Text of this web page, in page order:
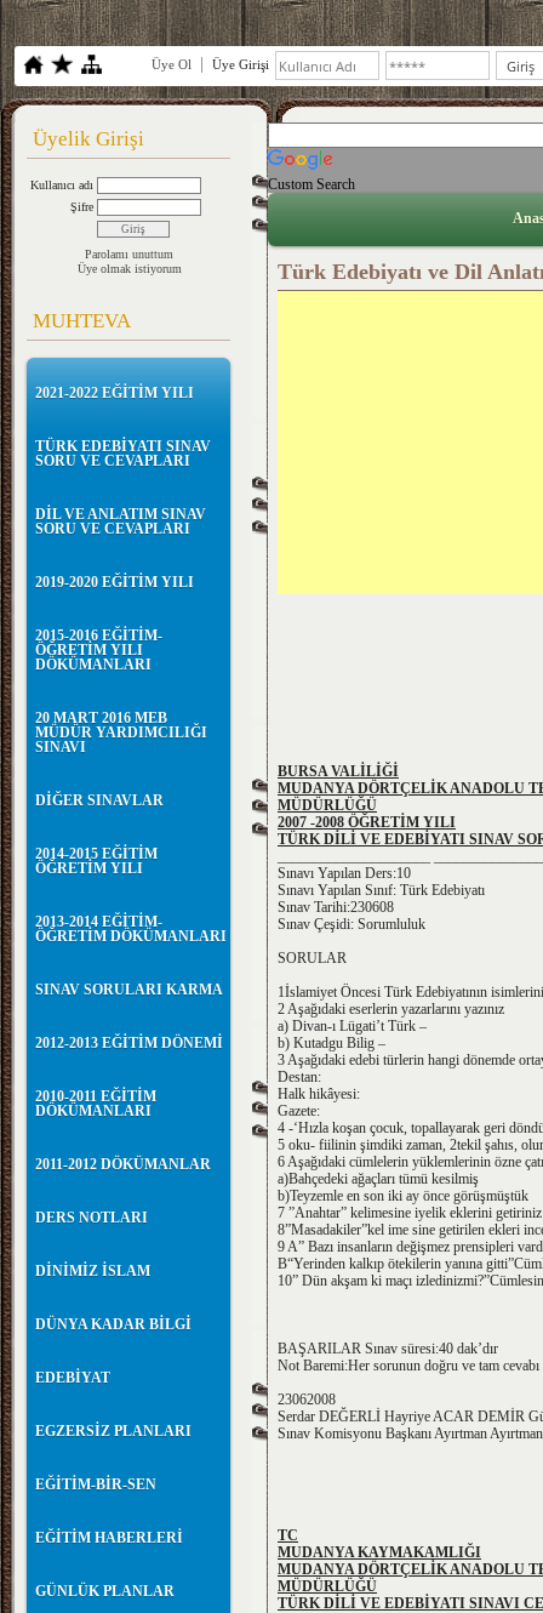
Üye Ol Üye Girişi
Üyelik Girişi
Kullanıcı adı
Şifre
Parolamı unuttum
Üye olmak istiyorum
MUHTEVA
2021-2022 EĞİTİM YILI
TÜRK EDEBİYATI SINAV
SORU VE CEVAPLARI
DİL VE ANLATIM SINAV
SORU VE CEVAPLARI
2019-2020 EĞİTİM YILI
2015-2016 EĞİTİM-
ÖĞRETİM YILI
DÖKÜMANLARI
20 MART 2016 MEB
MÜDÜR YARDIMCILIĞI
SINAVI
DİĞER SINAVLAR
2014-2015 EĞİTİM
ÖĞRETİM YILI
2013-2014 EĞİTİM-
ÖĞRETİM DÖKÜMANLARI
SINAV SORULARI KARMA
2012-2013 EĞİTİM DÖNEMİ
2010-2011 EĞİTİM
DÖKÜMANLARI
2011-2012 DÖKÜMANLAR
DERS NOTLARI
DİNİMİZ İSLAM
DÜNYA KADAR BİLGİ
EDEBİYAT
EGZERSİZ PLANLARI
EĞİTİM-BİR-SEN
EĞİTİM HABERLERİ
GÜNLÜK PLANLAR
Custom Search
Türk Edebiyatı ve Dil
BURSA VALİLİĞİ
MUDANYA DÖRTÇELİK ANADOLU
MÜDÜRLÜĞÜ
2007 -2008 ÖĞRETİM YILI
TÜRK DİLİ VE EDEBİYATI SINAV
Sınavı Yapılan Ders:10
Sınavı Yapılan Sınıf: Türk Edebiyatı
Sınav Tarihi:230608
Sınav Çeşidi: Sorumluluk
SORULAR
1İslamiyet Öncesi Türk Edebiyatının isimlerini
2 Aşağıdaki eserlerin yazarlarını yazınız
a) Divan-ı Lügati’t Türk –
b) Kutadgu Bilig –
3 Aşağıdaki edebi türlerin hangi dönemde
Destan:
Halk hikâyesi:
Gazete:
4 -‘Hızla koşan çocuk, topallayarak geri
5 oku- fiilinin şimdiki zaman, 2tekil şahıs,
6 Aşağıdaki cümlelerin yüklemlerinin özne
a)Bahçedeki ağaçları tümü kesilmiş
b)Teyzemle en son iki ay önce görüşmüştük
7 ”Anahtar” kelimesine iyelik eklerini getiriniz
8”Masadakiler”kel ime sine getirilen ekleri
9 A” Bazı insanların değişmez prensipleri
B“Yerinden kalkıp ötekilerin yanına
10” Dün akşam ki maçı
BAŞARILAR Sınav süresi:40 dak’dır
Not Baremi:Her sorunun doğru ve tam cevabı
23062008
Serdar DEĞERLİ Hayriye ACAR DEMİR
Sınav Komisyonu Başkanı Ayırtman Ayırtman
TC
MUDANYA KAYMAKAMLIĞI
MUDANYA DÖRTÇELİK ANADOLU
MÜDÜRLÜĞÜ
TÜRK DİLİ VE EDEBİYATI SINAVI